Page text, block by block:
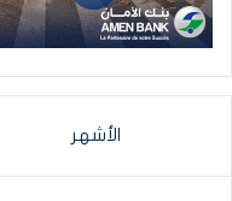
الأشهر